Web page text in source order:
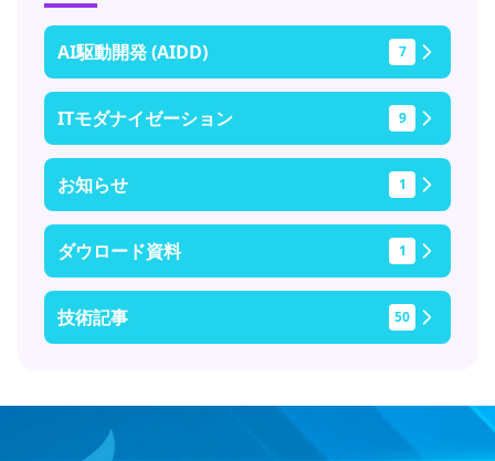
AI駆動開発 (AIDD) 7
ITモダナイゼーション 9
お知らせ 1
ダウロード資料 1
技術記事 50